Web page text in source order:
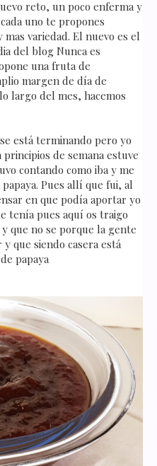
reto, un poco enferma y
uno te propones
variedad. El nuevo es el
del blog Nunca es
una fruta de
margen de día de
largo del mes, hacemos
está terminando pero yo
de semana estuve
contando como iba y me
Pues allí que fui, al
en que podía aportar yo
tenía pues aquí os traigo
que no se porque la gente
que siendo casera está
papaya